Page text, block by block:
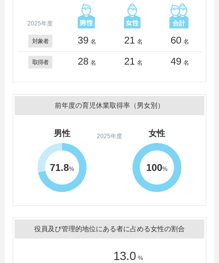
2025年度
対象者 39 名 21 名 60 名
取得者 28 名 21 名 49 名
前年度の育児休業取得率（男女別）
2025年度
男性
71.8%
女性
100%
役員及び管理的地位にある者に占める女性の割合
13.0 %